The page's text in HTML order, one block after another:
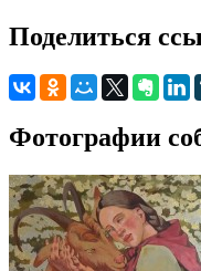
Поделиться
Фотографии